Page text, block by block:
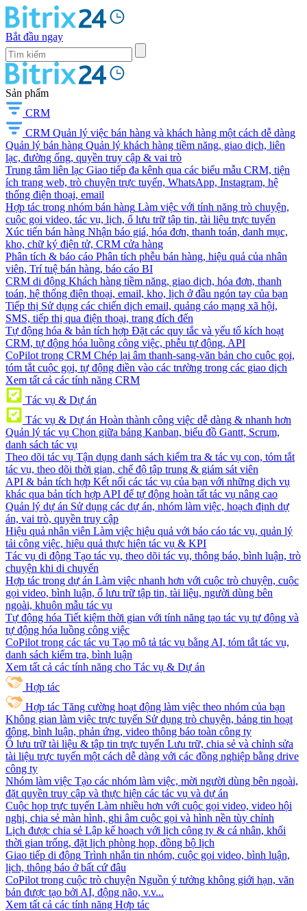
Bắt đầu ngay
Sản phẩm
CRM
CRM Quản lý việc bán hàng và khách hàng một cách dễ dàng
Quản lý bán hàng Quản lý khách hàng tiềm năng, giao dịch, liên
lạc, đường ống, quyền truy cập & vai trò
Trung tâm liên lạc Giao tiếp đa kênh qua các biểu mẫu CRM, tiện
ích trang web, trò chuyện trực tuyến, WhatsApp, Instagram, hệ
thống điện thoại, email
Hợp tác trong nhóm bán hàng Làm việc với tính năng trò chuyện,
cuộc gọi video, tác vụ, lịch, ổ lưu trữ tập tin, tài liệu trực tuyến
Xúc tiến bán hàng Nhận báo giá, hóa đơn, thanh toán, danh mục,
kho, chữ ký điện tử, CRM cửa hàng
Phân tích & báo cáo Phân tích phễu bán hàng, hiệu quả của nhân
viên, Trí tuệ bán hàng, báo cáo BI
CRM di động Khách hàng tiềm năng, giao dịch, hóa đơn, thanh
toán, hệ thống điện thoại, email, kho, lịch ở đầu ngón tay của bạn
Tiếp thị Sử dụng các chiến dịch email, quảng cáo mạng xã hội,
SMS, tiếp thị qua điện thoại, trang đích đến
Tự động hóa & bản tích hợp Đặt các quy tắc và yếu tố kích hoạt
CRM, tự động hóa luồng công việc, phễu tự động, API
CoPilot trong CRM Chép lại âm thanh-sang-văn bản cho cuộc gọi,
tóm tắt cuộc gọi, tự động điền vào các trường trong các giao dịch
Xem tất cả các tính năng CRM
Tác vụ & Dự án
Tác vụ & Dự án Hoàn thành công việc dễ dàng & nhanh hơn
Quản lý tác vụ Chọn giữa bảng Kanban, biểu đồ Gantt, Scrum,
danh sách tác vụ
Theo dõi tác vụ Tận dụng danh sách kiểm tra & tác vụ con, tóm tắt
tác vụ, theo dõi thời gian, chế độ tập trung & giám sát viên
API & bản tích hợp Kết nối các tác vụ của bạn với những dịch vụ
khác qua bản tích hợp API để tự động hoàn tất tác vụ nâng cao
Quản lý dự án Sử dụng các dự án, nhóm làm việc, hoạch định dự
án, vai trò, quyền truy cập
Hiệu quả nhân viên Làm việc hiệu quả với báo cáo tác vụ, quản lý
tải công việc, hiệu quả thực hiện tác vụ & KPI
Tác vụ di động Tạo tác vụ, theo dõi tác vụ, thông báo, bình luận, trò
chuyện khi di chuyển
Hợp tác trong dự án Làm việc nhanh hơn với cuộc trò chuyện, cuộc
gọi video, bình luận, ổ lưu trữ tập tin, tài liệu, người dùng bên
ngoài, khuôn mẫu tác vụ
Tự động hóa Tiết kiệm thời gian với tính năng tạo tác vụ tự động và
tự động hóa luồng công việc
CoPilot trong các tác vụ Tạo mô tả tác vụ bằng AI, tóm tắt tác vụ,
danh sách kiểm tra, bình luận
Xem tất cả các tính năng cho Tác vụ & Dự án
Hợp tác
Hợp tác Tăng cường hoạt động làm việc theo nhóm của bạn
Không gian làm việc trực tuyến Sử dụng trò chuyện, bảng tin hoạt
động, bình luận, phản ứng, video thông báo toàn công ty
Ổ lưu trữ tài liệu & tập tin trực tuyến Lưu trữ, chia sẻ và chỉnh sửa
tài liệu trực tuyến một cách dễ dàng với các đồng nghiệp bằng drive
công ty
Nhóm làm việc Tạo các nhóm làm việc, mời người dùng bên ngoài,
đặt quyền truy cập và thực hiện các tác vụ và dự án
Cuộc họp trực tuyến Làm nhiều hơn với cuộc gọi video, video hội
nghị, chia sẻ màn hình, ghi âm cuộc gọi và hình nền tùy chỉnh
Lịch được chia sẻ Lập kế hoạch với lịch công ty & cá nhân, khối
thời gian trống, đặt lịch phòng họp, đồng bộ lịch
Giao tiếp di động Trình nhắn tin nhóm, cuộc gọi video, bình luận,
lịch, thông báo ở bất cứ đâu
CoPilot trong cuộc trò chuyện Nguồn ý tưởng không giới hạn, văn
bản được tạo bởi AI, động não, v.v...
Xem tất cả các tính năng Hợp tác